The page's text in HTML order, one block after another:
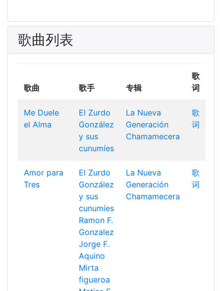
歌曲列表
歌曲 歌手 专辑
歌
词
Me Duele
el Alma
El Zurdo
González
y sus
cunumíes
La Nueva
Generación
Chamamecera
歌
词
Amor para
Tres
El Zurdo
González
y sus
cunumíes
Ramon F.
Gonzalez
Jorge F.
Aquino
Mirta
figueroa
La Nueva
Generación
Chamamecera
歌
词